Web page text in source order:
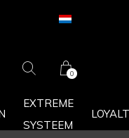
EXTREME
SYSTEEM
0